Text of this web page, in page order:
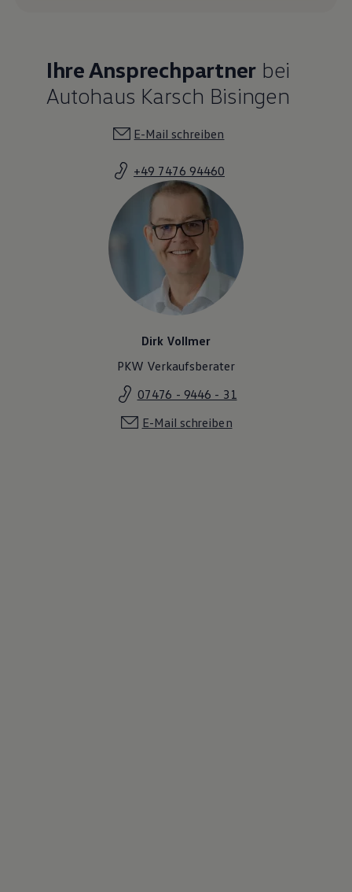
Ihre Ansprechpartner bei
Autohaus Karsch Bisingen
E-Mail schreiben
+49 7476 94460
Dirk Vollmer
PKW Verkaufsberater
07476 - 9446 - 31
E-Mail schreiben